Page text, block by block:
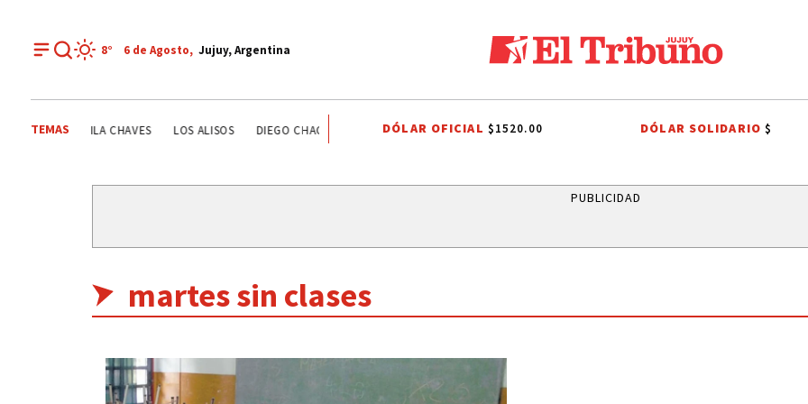
8° 6 de Agosto, Jujuy, Argentina
TEMASYAMILA CHAVES LOS ALISOS DIEGO CHACÓN PRIMERA NACIONAL LIGA PROFESIONAL INTERNA JUSTICIALISTA
DÓLAR OFICIAL $1520.00 DÓLAR SOLIDARIO$
PUBLICIDAD
martes sin clases